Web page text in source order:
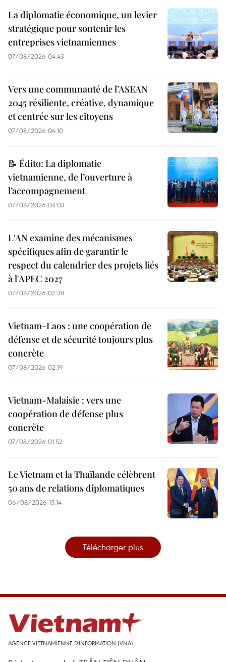
La diplomatie économique, un levier
stratégique pour soutenir les
entreprises vietnamiennes
07/08/2026 04:43
Vers une communauté de l’ASEAN
2045 résiliente, créative, dynamique
et centrée sur les citoyens
07/08/2026 04:10
📝 Édito: La diplomatie
vietnamienne, de l’ouverture à
l’accompagnement
07/08/2026 04:03
L'AN examine des mécanismes
spécifiques afin de garantir le
respect du calendrier des projets liés
à l'APEC 2027
07/08/2026 02:38
Vietnam-Laos : une coopération de
défense et de sécurité toujours plus
concrète
07/08/2026 02:19
Vietnam-Malaisie : vers une
coopération de défense plus
concrète
07/08/2026 01:52
Le Vietnam et la Thaïlande célèbrent
50 ans de relations diplomatiques
06/08/2026 15:14
Télécharger plus
AGENCE VIETNAMIENNE D'INFORMATION (VNA)